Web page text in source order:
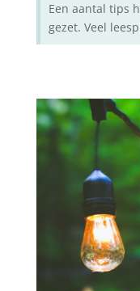
Een aantal tips
gezet. Veel